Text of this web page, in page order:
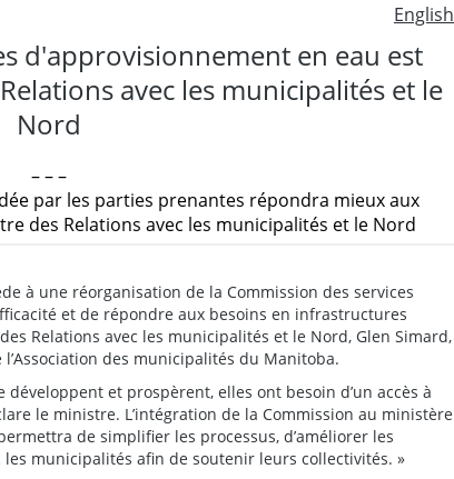
English
d'approvisionnement en eau est
avec les municipalités et le
Nord
– – –
par les parties prenantes répondra mieux aux
des Relations avec les municipalités et le Nord
à une réorganisation de la Commission des services
et de répondre aux besoins en infrastructures
Relations avec les municipalités et le Nord, Glen Simard,
des municipalités du Manitoba.
et prospèrent, elles ont besoin d’un accès à
le ministre. L’intégration de la Commission au ministère
de simplifier les processus, d’améliorer les
municipalités afin de soutenir leurs collectivités. »